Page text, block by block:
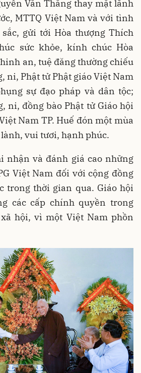
Văn Thắng thay mặt lãnh
MTTQ Việt Nam và với tình
gửi tới Hòa thượng Thích
sức khỏe, kính chúc Hòa
an, tuệ đăng thường chiếu
ni, Phật tử Phật giáo Việt Nam
sự đạo pháp và dân tộc;
ni, đồng bào Phật tử Giáo hội
Nam TP. Huế đón một mùa
vui tươi, hạnh phúc.
nhận và đánh giá cao những
Việt Nam đối với cộng đồng
trong thời gian qua. Giáo hội
các cấp chính quyền trong
hội, vì một Việt Nam phồn